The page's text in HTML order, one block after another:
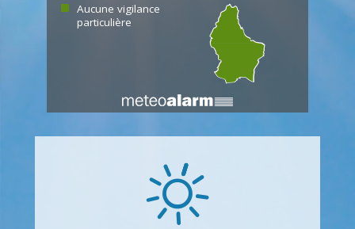
Aucune vigilance
particulière